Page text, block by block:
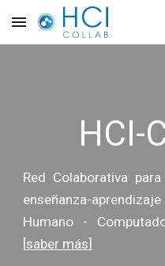
Skip to main content
HCI-
Red Colaborativa
enseñanza-
Humano -
[saber más